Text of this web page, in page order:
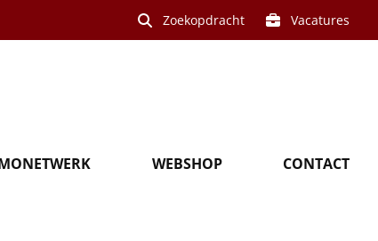
Zoekopdracht Vacatures
WEBSHOP CONTACT